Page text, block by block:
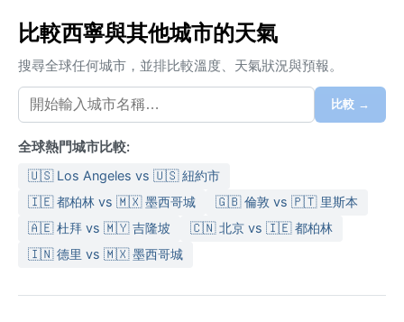
比較西寧與其他城市的天氣
搜尋全球任何城市，並排比較溫度、天氣狀況與預報。
比較 →
全球熱門城市比較:
🇺🇸 Los Angeles vs 🇺🇸 紐約市
🇮🇪 都柏林 vs 🇲🇽 墨西哥城
🇬🇧 倫敦 vs 🇵🇹 里斯本
🇦🇪 杜拜 vs 🇲🇾 吉隆坡
🇨🇳 北京 vs 🇮🇪 都柏林
🇮🇳 德里 vs 🇲🇽 墨西哥城